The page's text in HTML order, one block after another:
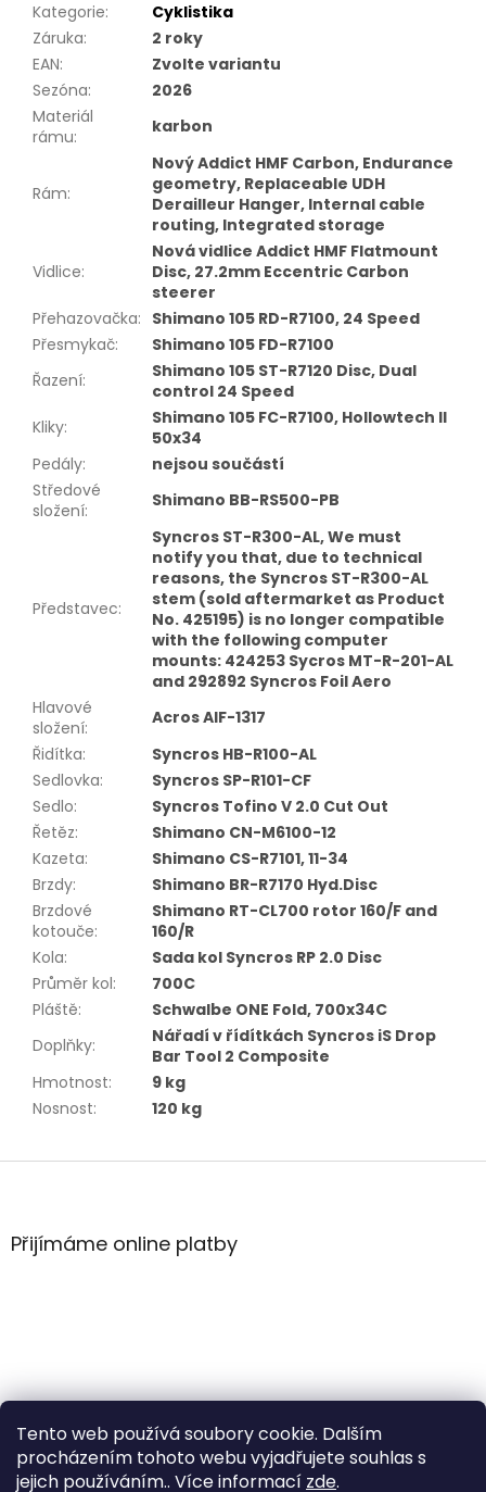
Tento web používá soubory cookie. Dalším
procházením tohoto webu vyjadřujete souhlas s
jejich používáním.. Více informací zde.
Kategorie:
Cyklistika
Záruka:
2 roky
EAN:
Zvolte variantu
Sezóna:
2026
Materiál
rámu: karbon
Rám:
Nový Addict HMF Carbon, Endurance
geometry, Replaceable UDH
Derailleur Hanger, Internal cable
routing, Integrated storage
Vidlice:
Nová vidlice Addict HMF Flatmount
Disc, 27.2mm Eccentric Carbon
steerer
Přehazovačka: Shimano 105 RD-R7100, 24 Speed
Přesmykač:
Shimano 105 FD-R7100
Řazení:
Shimano 105 ST-R7120 Disc, Dual
control 24 Speed
Kliky:
Shimano 105 FC-R7100, Hollowtech II
50x34
Pedály:
nejsou součástí
Středové
složení: Shimano BB-RS500-PB
Představec:
Syncros ST-R300-AL, We must
notify you that, due to technical
reasons, the Syncros ST-R300-AL
stem (sold aftermarket as Product
No. 425195) is no longer compatible
with the following computer
mounts: 424253 Sycros MT-R-201-AL
and 292892 Syncros Foil Aero
Hlavové
složení:
Acros AIF-1317
Řidítka:
Syncros HB-R100-AL
Sedlovka:
Syncros SP-R101-CF
Sedlo:
Syncros Tofino V 2.0 Cut Out
Řetěz:
Shimano CN-M6100-12
Kazeta:
Shimano CS-R7101, 11-34
Brzdy:
Shimano BR-R7170 Hyd.Disc
Brzdové
kotouče:
Shimano RT-CL700 rotor 160/F and
160/R
Kola:
Sada kol Syncros RP 2.0 Disc
Průměr kol:
700C
Pláště:
Schwalbe ONE Fold, 700x34C
Doplňky:
Nářadí v řídítkách Syncros iS Drop
Bar Tool 2 Composite
Hmotnost:
9 kg
Nosnost: 120 kg
Z
aPřijímáme online platby